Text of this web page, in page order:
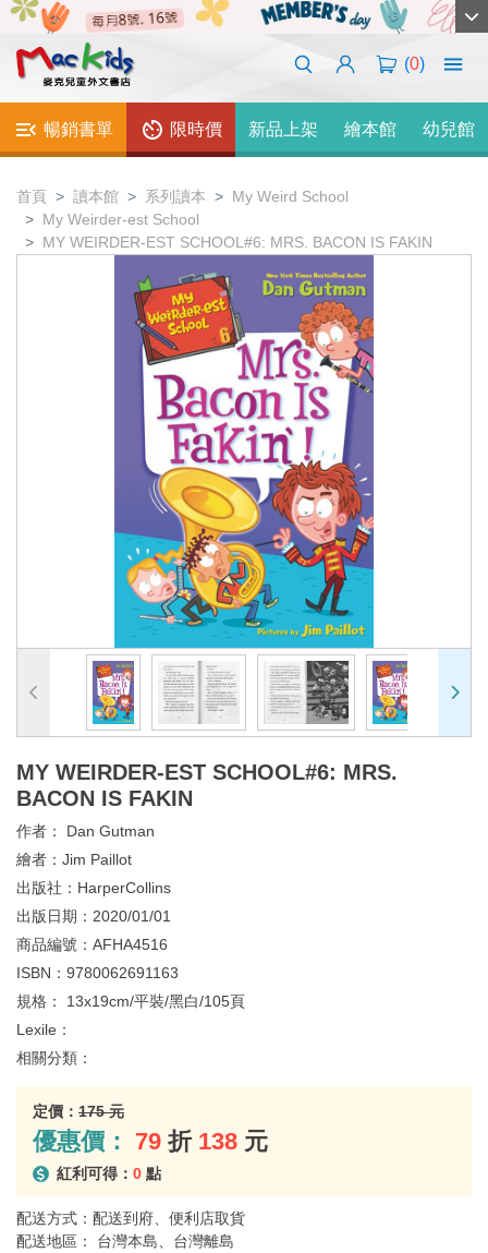
(0)
暢銷書單 限時價 新品上架 繪本館 幼兒館
首頁 讀本館 系列讀本
My Weird School
My Weirder-est School
MY WEIRDER-EST SCHOOL#6: MRS. BACON IS FAKIN
MY WEIRDER-EST SCHOOL#6: MRS.
BACON IS FAKIN
作者： Dan Gutman
繪者： Jim Paillot
出版社： HarperCollins
出版日期： 2020/01/01
商品編號： AFHA4516
ISBN： 9780062691163
規格： 13x19cm/平裝/黑白/105頁
Lexile：
相關分類：
定價： 175 元
優惠價： 79 折 138 元
紅利可得： 0 點
配送方式：配送到府、便利店取貨
配送地區： 台灣本島、台灣離島